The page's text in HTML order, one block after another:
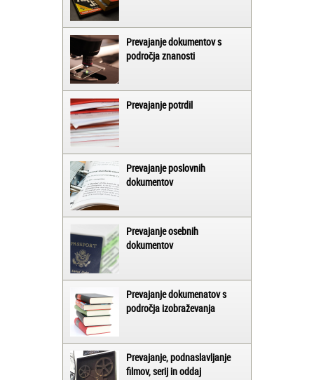
Prevajanje dokumentov s
področja znanosti
Prevajanje potrdil
Prevajanje poslovnih
dokumentov
Prevajanje osebnih
dokumentov
Prevajanje dokumenatov s
področja izobraževanja
Prevajanje, podnaslavljanje
filmov, serij in oddaj